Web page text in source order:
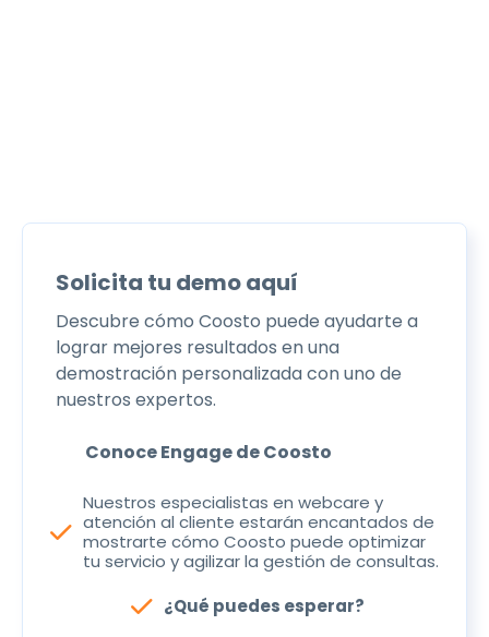
Solicita tu demo aquí
Descubre cómo Coosto puede ayudarte a
lograr mejores resultados en una
demostración personalizada con uno de
nuestros expertos.
Conoce Engage de Coosto
check
Nuestros especialistas en webcare y
atención al cliente estarán encantados de
mostrarte cómo Coosto puede optimizar
tu servicio y agilizar la gestión de consultas.
¿Qué puedes esperar?
check